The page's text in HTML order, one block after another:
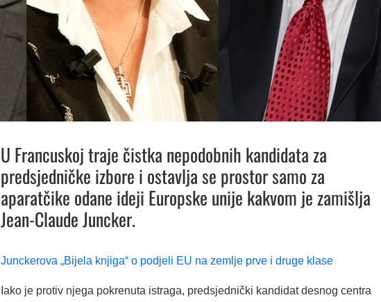
U Francuskoj traje čistka nepodobnih kandidata za
predsjedničke izbore i ostavlja se prostor samo za
aparatčike odane ideji Europske unije kakvom je zamišlja
Jean-Claude Juncker.
Junckerova „Bijela knjiga“ o podjeli EU na zemlje prve i druge klase
Iako je protiv njega pokrenuta istraga, predsjednički kandidat desnog centra